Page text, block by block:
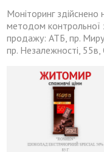
Моніторинг здійснено
методом контрольної
продажу: АТБ, пр.
пр. Незалежності, 55в,